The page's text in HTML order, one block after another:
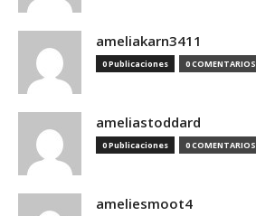
ameliakarn3411
0 Publicaciones 0 COMENTARIOS
ameliastoddard
0 Publicaciones 0 COMENTARIOS
ameliesmoot4